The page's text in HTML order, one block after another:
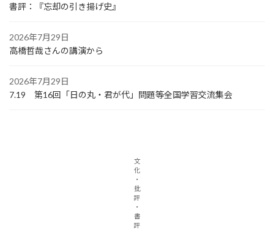
書評：『忘却の引き揚げ史』
2026年7月29日
高橋哲哉さんの講演から
2026年7月29日
7.19 第16回「日の丸・君が代」問題等全国学習交流集会
文
化
・
批
評
・
書
評